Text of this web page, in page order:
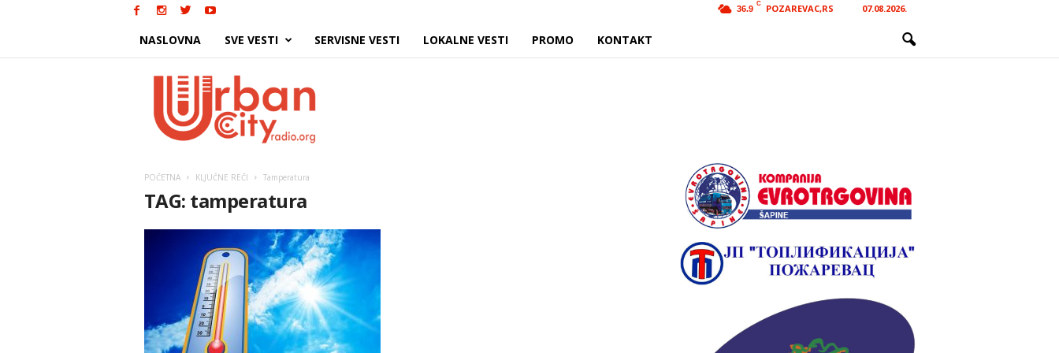
36.9
C POZAREVAC,RS 07.08.2026.
NASLOVNA SVE VESTI SERVISNE VESTI LOKALNE VESTI PROMO KONTAKT
POČETNA KLJUČNE REČI Tamperatura
TAG: tamperatura